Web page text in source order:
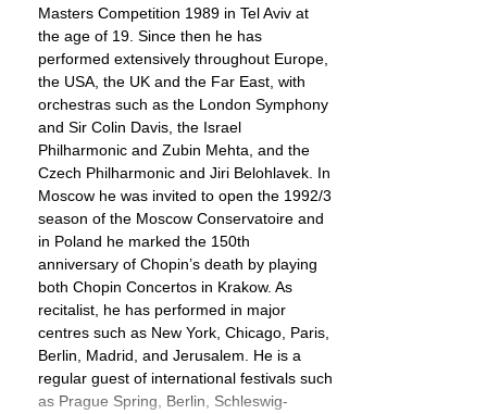
Masters Competition 1989 in Tel Aviv at
the age of 19. Since then he has
performed extensively throughout Europe,
the USA, the UK and the Far East, with
orchestras such as the London Symphony
and Sir Colin Davis, the Israel
Philharmonic and Zubin Mehta, and the
Czech Philharmonic and Jiri Belohlavek. In
Moscow he was invited to open the 1992/3
season of the Moscow Conservatoire and
in Poland he marked the 150th
anniversary of Chopin’s death by playing
both Chopin Concertos in Krakow. As
recitalist, he has performed in major
centres such as New York, Chicago, Paris,
Berlin, Madrid, and Jerusalem. He is a
regular guest of international festivals such
as Prague Spring, Berlin, Schleswig-